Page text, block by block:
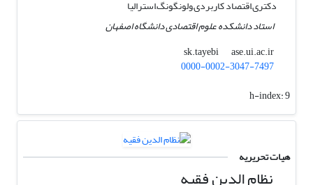
دکتری,اقتصاد کاربردی,ولونگونگ,استرالیا
استاد دانشکده علوم اقتصادی دانشگاه اصفهان
sk.tayebi
ase.ui.ac.ir
0000-0002-3047-7497
h-index:9
هیات تحریریه
نظام الدین فقیه